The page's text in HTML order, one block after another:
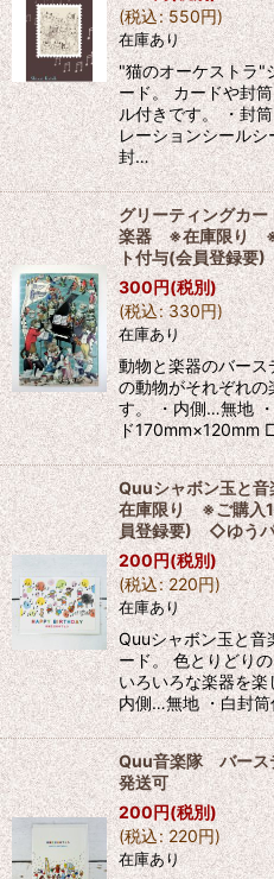
(税込: 550円)
在庫あり
"猫のオーケストラ"
ード。 カードや封
ル付きです。 ・封
レーションシールシ
封…
グリーティングカ
楽器 ※在庫限り ※
ト付与(会員登録
300円(税別)
(税込: 330円)
在庫あり
動物と楽器のバー
の動物がそれぞれ
す。 ・内側…無地
ド170mm×120mm
Quuシャボン玉と
在庫限り ※ご購入1
員登録要) ◇ゆうパ
200円(税別)
(税込: 220円)
在庫あり
Quuシャボン玉と音
ード。 色とりどり
いろいろな楽器を
内側…無地 ・白封
Quu音楽隊 バー
発送可
200円(税別)
(税込: 220円)
在庫あり